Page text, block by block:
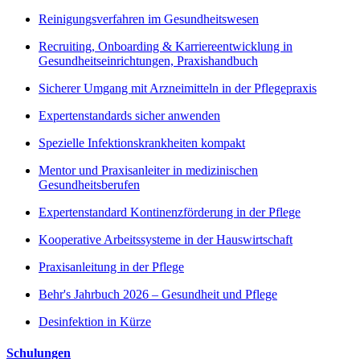
Reinigungsverfahren im Gesundheitswesen
Recruiting, Onboarding & Karriereentwicklung in
Gesundheitseinrichtungen, Praxishandbuch
Sicherer Umgang mit Arzneimitteln in der Pflegepraxis
Expertenstandards sicher anwenden
Spezielle Infektionskrankheiten kompakt
Mentor und Praxisanleiter in medizinischen
Gesundheitsberufen
Expertenstandard Kontinenzförderung in der Pflege
Kooperative Arbeitssysteme in der Hauswirtschaft
Praxisanleitung in der Pflege
Behr's Jahrbuch 2026 – Gesundheit und Pflege
Desinfektion in Kürze
Schulungen